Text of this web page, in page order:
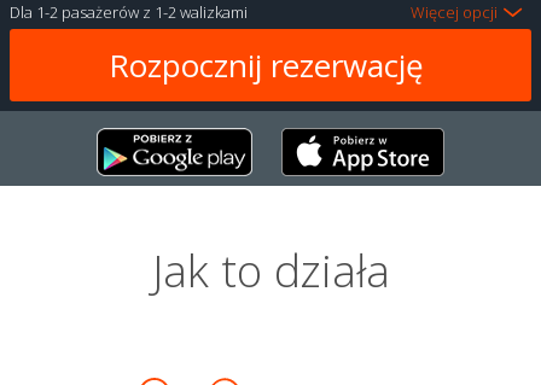
Dla 1-2 pasażerów z 1-2 walizkami Więcej opcji
Jak to działa